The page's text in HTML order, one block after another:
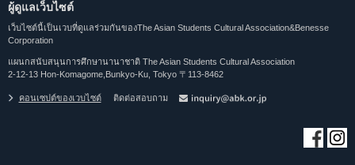
ผู้ดูแลเว็บไซต์
เว็บไซต์นี้เป็นเวบที่ดูแลร่วมกันของThe Asian Students Cultural Association&Benesse
Corporation
แผนกสนับสนุนการศึกษานานาชาติ The Asian Students Cultural Association
2-12-13 Hon-Komagome,Bunkyo-Ku, Tokyo 〒113-8462
คอนเซปต์ของเวบไซต์ ติดต่อสอบถาม